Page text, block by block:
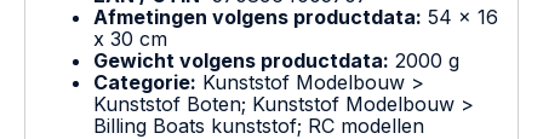
Afmetingen volgens productdata: 54 x 16
x 30 cm
Gewicht volgens productdata: 2000 g
Categorie: Kunststof Modelbouw >
Kunststof Boten; Kunststof Modelbouw >
Billing Boats kunststof; RC modellen